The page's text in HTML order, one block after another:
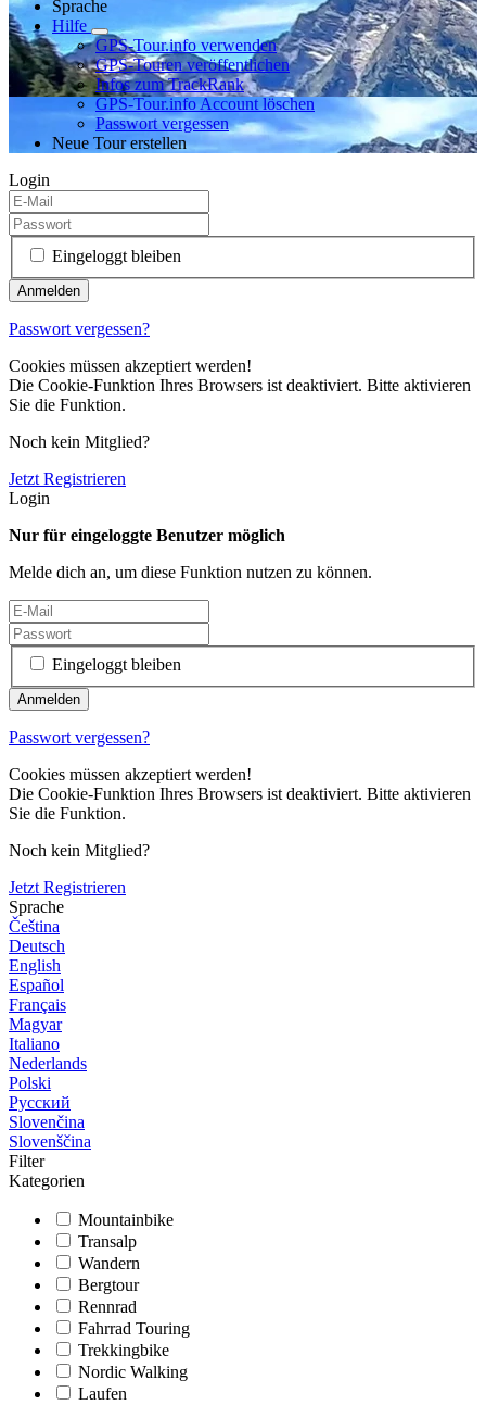
Sprache
Hilfe
GPS-Tour.info verwenden
GPS-Touren veröffentlichen
Infos zum TrackRank
GPS-Tour.info Account löschen
Passwort vergessen
Neue Tour erstellen
Login
Eingeloggt bleiben
Passwort vergessen?
Cookies müssen akzeptiert werden!
Die Cookie-Funktion Ihres Browsers ist deaktiviert. Bitte aktivieren
Sie die Funktion.
Noch kein Mitglied?
Jetzt Registrieren
Login
Nur für eingeloggte Benutzer möglich
Melde dich an, um diese Funktion nutzen zu können.
Eingeloggt bleiben
Passwort vergessen?
Cookies müssen akzeptiert werden!
Die Cookie-Funktion Ihres Browsers ist deaktiviert. Bitte aktivieren
Sie die Funktion.
Noch kein Mitglied?
Jetzt Registrieren
Sprache
Čeština
Deutsch
English
Español
Français
Magyar
Italiano
Nederlands
Polski
Русский
Slovenčina
Slovenščina
Filter
Kategorien
Mountainbike
Transalp
Wandern
Bergtour
Rennrad
Fahrrad Touring
Trekkingbike
Nordic Walking
Laufen